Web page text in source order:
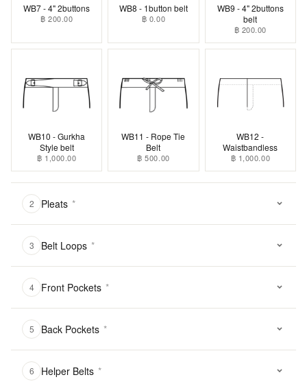
WB7 - 4" 2buttons
฿ 200.00
WB8 - 1button belt
฿ 0.00
WB9 - 4" 2buttons
belt
฿ 200.00
WB10 - Gurkha
Style belt
฿ 1,000.00
WB11 - Rope Tie
Belt
฿ 500.00
WB12 -
Waistbandless
฿ 1,000.00
2 Pleats *
3 Belt Loops *
4 Front Pockets *
5 Back Pockets *
6 Helper Belts *